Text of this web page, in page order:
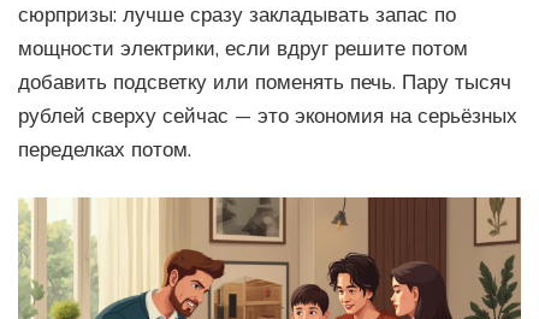
сюрпризы: лучше сразу закладывать запас по
мощности электрики, если вдруг решите потом
добавить подсветку или поменять печь. Пару тысяч
рублей сверху сейчас — это экономия на серьёзных
переделках потом.